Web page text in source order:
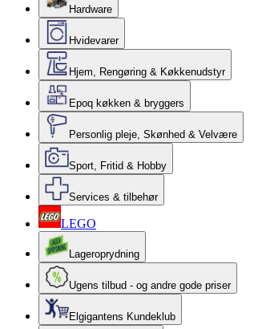
Hardware
Hvidevarer
Hjem, Rengøring & Køkkenudstyr
Epoq køkken & bryggers
Personlig pleje, Skønhed & Velvære
Sport, Fritid & Hobby
Services & tilbehør
LEGO
Lageroprydning
Ugens tilbud - og andre gode priser
Elgigantens Kundeklub